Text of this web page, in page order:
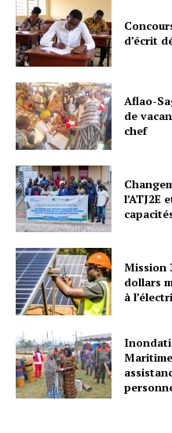
d’écrit
Aflao-
de
chef
l’ATJ2E
Mission
dollars
à